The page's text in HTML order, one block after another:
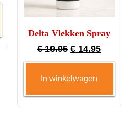
Delta Vlekken Spray
€19.95
prijs
was:
€ 19.95.
€ 14.95
prijs
€
In winkelwagen